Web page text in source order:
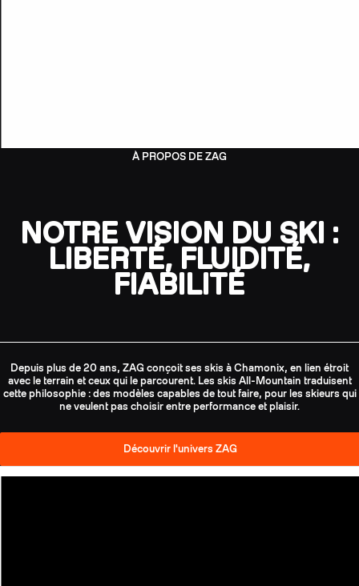
À PROPOS DE ZAG
NOTRE VISION DU SKI :
LIBERTÉ, FLUIDITÉ,
FIABILITÉ
Depuis plus de 20 ans, ZAG conçoit ses skis à Chamonix, en lien étroit
avec le terrain et ceux qui le parcourent. Les skis All-Mountain traduisent
cette philosophie : des modèles capables de tout faire, pour les skieurs qui
ne veulent pas choisir entre performance et plaisir.
Découvrir l'univers ZAG